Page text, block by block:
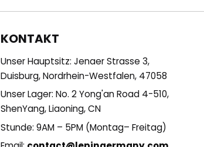
KONTAKT
Unser Hauptsitz: Jenaer Strasse 3,
Duisburg, Nordrhein-Westfalen, 47058
Unser Lager: No. 2 Yong'an Road 4-510,
ShenYang, Liaoning, CN
Stunde: 9AM – 5PM (Montag– Freitag)